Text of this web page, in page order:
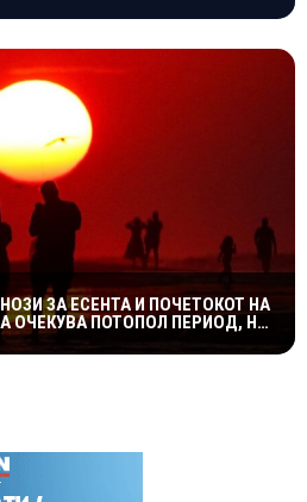
ЗА ЕСЕНТА И ПОЧЕТОКОТ НА
ОЧЕКУВА ПОТОПОЛ ПЕРИОД, НО
ПРЕСВРТИ